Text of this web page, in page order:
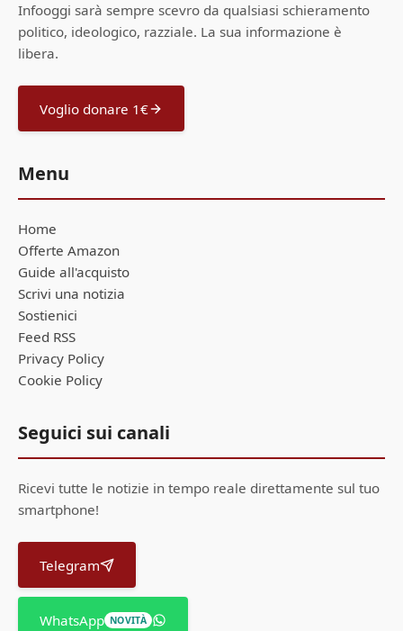
Infooggi sarà sempre scevro da qualsiasi schieramento
politico, ideologico, razziale. La sua informazione è
libera.
Voglio donare 1€
Menu
Home
Offerte Amazon
Guide all'acquisto
Scrivi una notizia
Sostienici
Feed RSS
Privacy Policy
Cookie Policy
Seguici sui canali
Ricevi tutte le notizie in tempo reale direttamente sul tuo
smartphone!
Telegram
WhatsApp NOVITÀ